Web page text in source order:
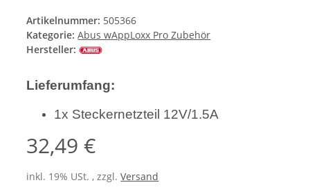
Artikelnummer: 505366
Kategorie:Abus wAppLoxx Pro Zubehör
Hersteller:
Lieferumfang:
1x Steckernetzteil 12V/1.5A
32,49 €
inkl. 19% USt. , zzgl.Versand